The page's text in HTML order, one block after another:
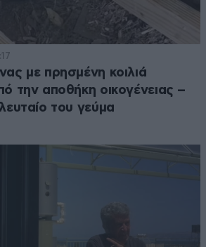
με πρησμένη κοιλιά
την αποθήκη οικογένειας –
του γεύμα